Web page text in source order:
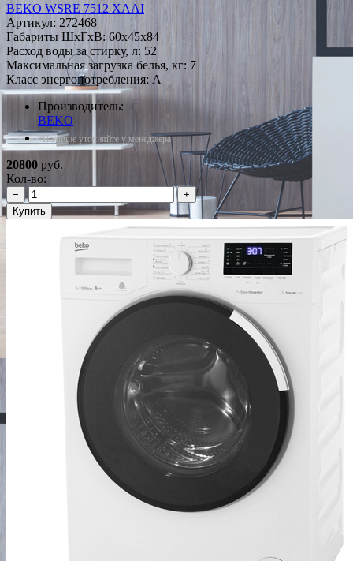
BEKO WSRE 7512 XAAI
Артикул:272468
Габариты ШxГxВ: 60x45x84
Расход воды за стирку, л: 52
Максимальная загрузка белья, кг: 7
Класс энергопотребления: A
Производитель:
BEKO
*Наличие уточняйте у менеджера
20800 руб.
Кол-во:
−
+
Купить